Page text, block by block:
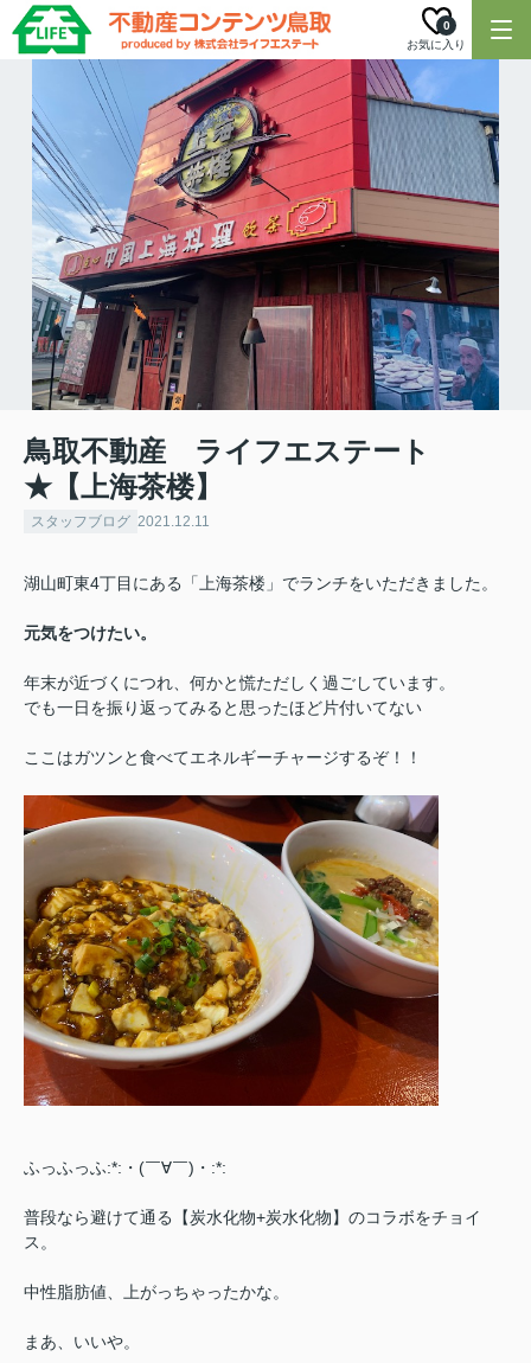
お気に入り
0
鳥取不動産 ライフエステート
★【上海茶楼】
スタッフブログ 2021.12.11
湖山町東4丁目にある「上海茶楼」でランチをいただきました。
元気をつけたい。
年末が近づくにつれ、何かと慌ただしく過ごしています。
でも一日を振り返ってみると思ったほど片付いてない
ここはガツンと食べてエネルギーチャージするぞ！！
ふっふっふ:*:・(￣∀￣)・:*:
普段なら避けて通る【炭水化物+炭水化物】のコラボをチョイ
ス。
中性脂肪値、上がっちゃったかな。
まあ、いいや。